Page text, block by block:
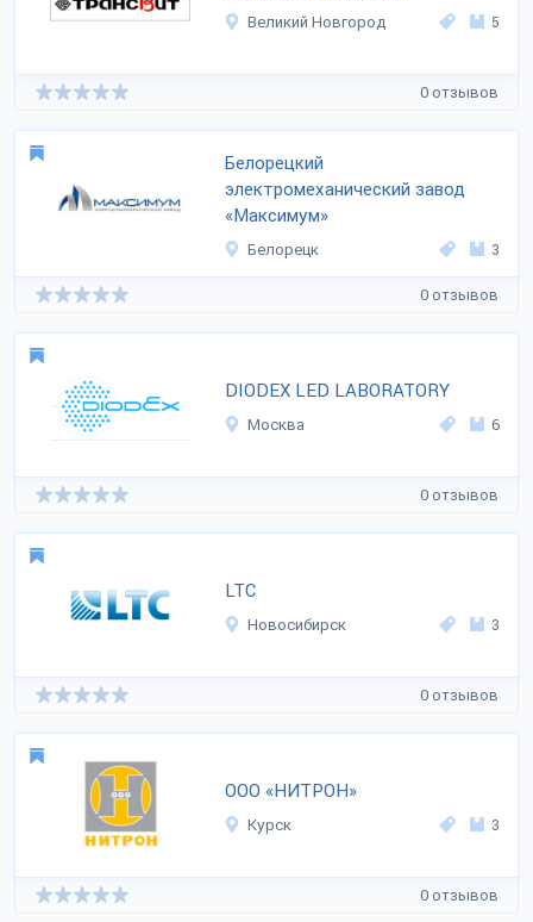
Великий Новгород 5
0 отзывов
Белорецкий
электромеханический завод
«Максимум»
Белорецк 3
0 отзывов
DIODEX LED LABORATORY
Москва 6
0 отзывов
LTC
Новосибирск 3
0 отзывов
ООО «НИТРОН»
Курск 3
0 отзывов